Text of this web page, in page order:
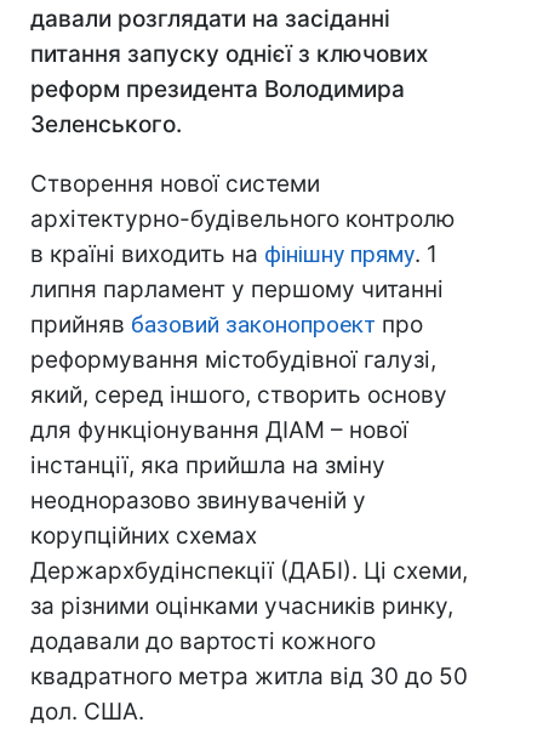
давали розглядати на засіданні
питання запуску однієї з ключових
реформ президента Володимира
Зеленського.
Створення нової системи
архітектурно-будівельного контролю
в країні виходить на фінішну пряму. 1
липня парламент у першому читанні
прийняв базовий законопроект про
реформування містобудівної галузі,
який, серед іншого, створить основу
для функціонування ДІАМ – нової
інстанції, яка прийшла на зміну
неодноразово звинуваченій у
корупційних схемах
Держархбудінспекції (ДАБІ). Ці схеми,
за різними оцінками учасників ринку,
додавали до вартості кожного
квадратного метра житла від 30 до 50
дол. США.